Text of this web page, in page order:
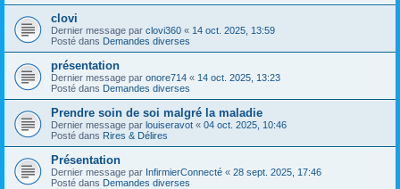
clovi
Dernier message par clovi360 « 14 oct. 2025, 13:59
Posté dans Demandes diverses
présentation
Dernier message par onore714 « 14 oct. 2025, 13:23
Posté dans Demandes diverses
Prendre soin de soi malgré la maladie
Dernier message par louiseravot « 04 oct. 2025, 10:46
Posté dans Rires & Délires
Présentation
Dernier message par InfirmierConnecté « 28 sept. 2025, 17:46
Posté dans Demandes diverses